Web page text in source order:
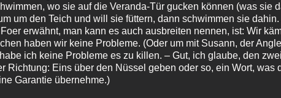
wo sie auf die Veranda-Tür gucken können (was sie
um den Teich und will sie füttern, dann schwimmen sie
erwähnt, man kann es auch ausbreiten nennen, ist: Wir
haben wir keine Probleme. (Oder um mit Susann, der
ich keine Probleme es zu killen. – Gut, ich glaube, den
Richtung: Eins über den Nüssel geben oder so, ein Wort, was
Garantie übernehme.)